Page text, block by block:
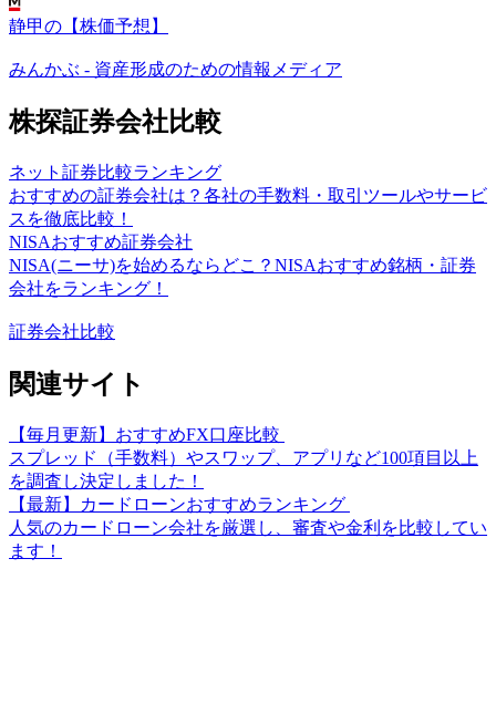
静甲の【株価予想】
みんかぶ - 資産形成のための情報メディア
株探証券会社比較
ネット証券比較ランキング
おすすめの証券会社は？各社の手数料・取引ツールやサービ
スを徹底比較！
NISAおすすめ証券会社
NISA(ニーサ)を始めるならどこ？NISAおすすめ銘柄・証券
会社をランキング！
証券会社比較
関連サイト
【毎月更新】おすすめFX口座比較
スプレッド（手数料）やスワップ、アプリなど100項目以上
を調査し決定しました！
【最新】カードローンおすすめランキング
人気のカードローン会社を厳選し、審査や金利を比較してい
ます！